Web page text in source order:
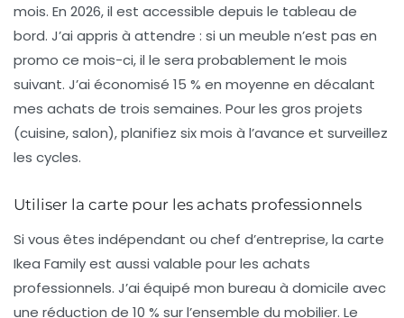
mois. En 2026, il est accessible depuis le tableau de
bord. J’ai appris à attendre : si un meuble n’est pas en
promo ce mois-ci, il le sera probablement le mois
suivant. J’ai économisé 15 % en moyenne en décalant
mes achats de trois semaines. Pour les gros projets
(cuisine, salon), planifiez six mois à l’avance et surveillez
les cycles.
Utiliser la carte pour les achats professionnels
Si vous êtes indépendant ou chef d’entreprise, la carte
Ikea Family est aussi valable pour les achats
professionnels. J’ai équipé mon bureau à domicile avec
une réduction de 10 % sur l’ensemble du mobilier. Le